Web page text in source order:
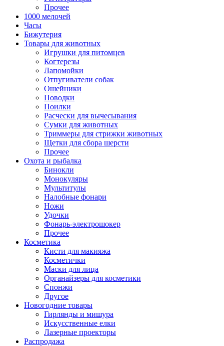
Прочее
1000 мелочей
Часы
Бижутерия
Товары для животных
Игрушки для питомцев
Когтерезы
Лапомойки
Отпугиватели собак
Ошейники
Поводки
Поилки
Расчески для вычесывания
Сумки для животных
Триммеры для стрижки животных
Щетки для сбора шерсти
Прочее
Охота и рыбалка
Бинокли
Монокуляры
Мультитулы
Налобные фонари
Ножи
Удочки
Фонарь-электрошокер
Прочее
Косметика
Кисти для макияжа
Косметички
Маски для лица
Органайзеры для косметики
Спонжи
Другое
Новогодние товары
Гирлянды и мишура
Искусственные елки
Лазерные проекторы
Распродажа